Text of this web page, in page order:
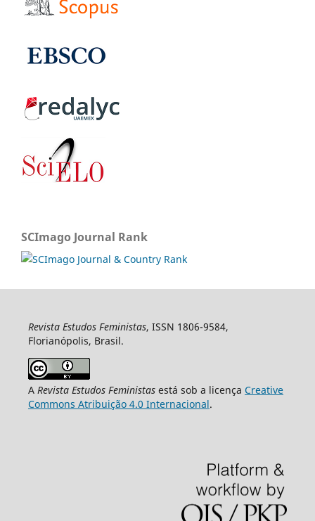
SCImago Journal Rank
Revista Estudos Feministas, ISSN 1806-9584,
Florianópolis, Brasil.
A Revista Estudos Feministasestá sob a licença Creative
Commons Atribuição 4.0 Internacional.